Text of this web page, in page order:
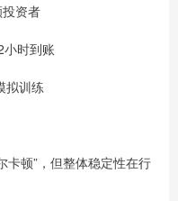
资者
时到账
拟训练
卡顿”，但整体稳定性在行